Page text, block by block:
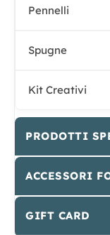
Pennelli
Spugne
Kit Creativi
PRODOTTI
ACCESSORI
GIFT CARD